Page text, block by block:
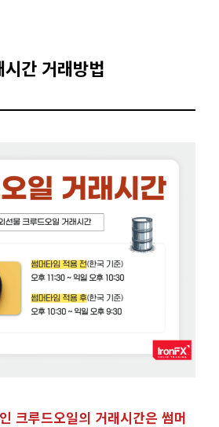
간 거래방법
크루드오일의 거래시간은 썸머